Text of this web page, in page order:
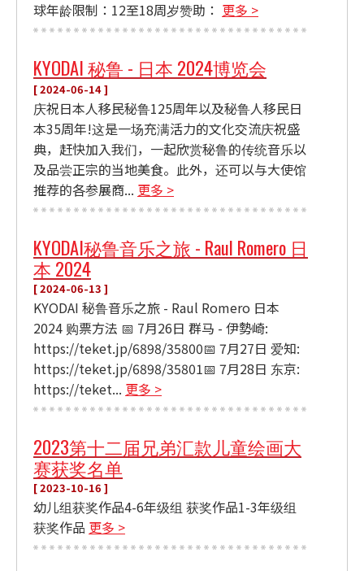
球年龄限制：12至18周岁赞助： 更多 >
KYODAI 秘鲁 - 日本 2024博览会
[ 2024-06-14 ]
庆祝日本人移民秘鲁125周年以及秘鲁人移民日
本35周年!这是一场充满活力的文化交流庆祝盛
典，赶快加入我们，一起欣赏秘鲁的传统音乐以
及品尝正宗的当地美食。此外，还可以与大使馆
推荐的各参展商... 更多 >
KYODAI秘鲁音乐之旅 - Raul Romero 日
本 2024
[ 2024-06-13 ]
KYODAI 秘鲁音乐之旅 - Raul Romero 日本
2024 购票方法 📅 7月26日 群马 - 伊勢崎:
https://teket.jp/6898/35800📅 7月27日 爱知:
https://teket.jp/6898/35801📅 7月28日 东京:
https://teket... 更多 >
2023第十二届兄弟汇款儿童绘画大
赛获奖名单
[ 2023-10-16 ]
幼儿组获奖作品4-6年级组 获奖作品1-3年级组
获奖作品 更多 >